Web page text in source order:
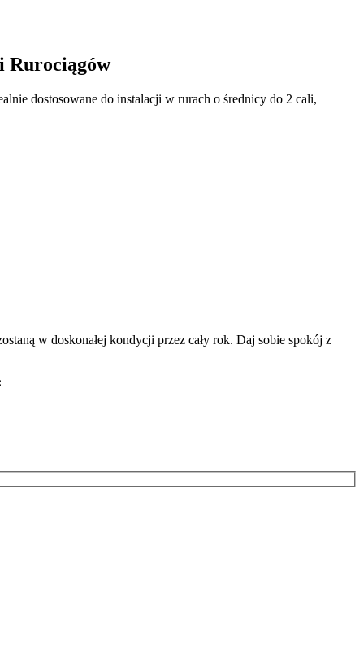
Rurociągów
dostosowane do instalacji w rurach o średnicy do 2 cali,
w doskonałej kondycji przez cały rok. Daj sobie spokój z